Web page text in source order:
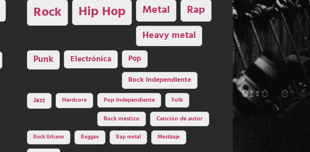
Rock Hip Hop Metal Rap
Heavy metal
Punk Electrónica
Pop
Rock independiente
Jazz Hardcore Pop Independiente Folk
Rock mestizo Canción de autor
Rock Urbano Reggae Rap metal Mestizaje